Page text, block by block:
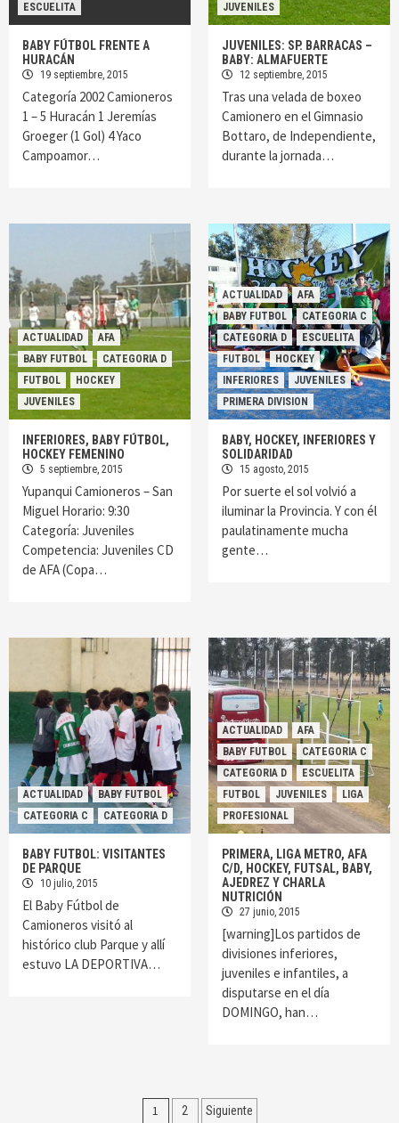
ESCUELITA
BABY FÚTBOL FRENTE A
HURACÁN
19 septiembre, 2015
Categoría 2002 Camioneros
1 – 5 Huracán 1 Jeremías
Groeger (1 Gol) 4 Yaco
Campoamor…
JUVENILES
JUVENILES: SP. BARRACAS –
BABY: ALMAFUERTE
12 septiembre, 2015
Tras una velada de boxeo
Camionero en el Gimnasio
Bottaro, de Independiente,
durante la jornada…
ACTUALIDAD
AFA
BABY FUTBOL
CATEGORIA D
FUTBOL
HOCKEY
JUVENILES
INFERIORES, BABY FÚTBOL,
HOCKEY FEMENINO
5 septiembre, 2015
Yupanqui Camioneros – San
Miguel Horario: 9:30
Categoría: Juveniles
Competencia: Juveniles CD
de AFA (Copa…
ACTUALIDAD
AFA
BABY FUTBOL
CATEGORIA C
CATEGORIA D
ESCUELITA
FUTBOL
HOCKEY
INFERIORES
JUVENILES
PRIMERA DIVISION
BABY, HOCKEY, INFERIORES Y
SOLIDARIDAD
15 agosto, 2015
Por suerte el sol volvió a
iluminar la Provincia. Y con él
paulatinamente mucha
gente…
ACTUALIDAD
BABY FUTBOL
CATEGORIA C
CATEGORIA D
BABY FUTBOL: VISITANTES
DE PARQUE
10 julio, 2015
El Baby Fútbol de
Camioneros visitó al
histórico club Parque y allí
estuvo LA DEPORTIVA…
ACTUALIDAD
AFA
BABY FUTBOL
CATEGORIA C
CATEGORIA D
ESCUELITA
FUTBOL
JUVENILES
LIGA
PROFESIONAL
PRIMERA, LIGA METRO, AFA
C/D, HOCKEY, FUTSAL, BABY,
AJEDREZ Y CHARLA
NUTRICIÓN
27 junio, 2015
[warning]Los partidos de
divisiones inferiores,
juveniles e infantiles, a
disputarse en el día
DOMINGO, han…
Navegación
1 2 Siguiente